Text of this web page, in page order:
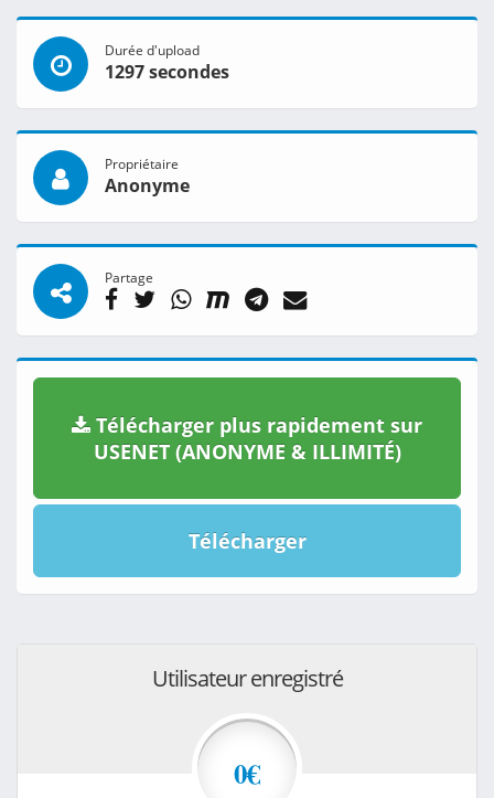
Durée d'upload
1297 secondes
Propriétaire
Anonyme
Partage
Télécharger plus rapidement sur
USENET (ANONYME & ILLIMITÉ)
Télécharger
Utilisateur enregistré
0€